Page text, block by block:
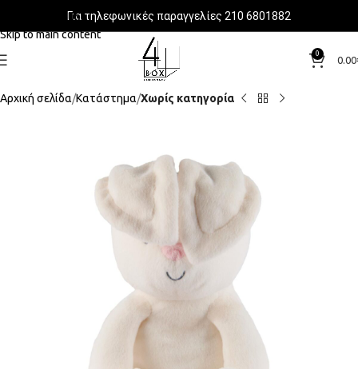
Skip to navigation
Skip to main content
Για τηλεφωνικές παραγγελίες 210 6801882
0
0.00
Αρχική σελίδα Κατάστημα Χωρίς κατηγορία